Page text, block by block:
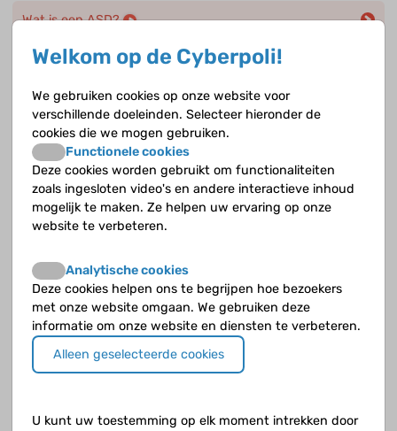
Wat is een ASD?
Wat is een atrio-ventriculairblok?
Wat is een AVSD?
Wat is een boezemtachycardie?
Wat is een cirkeltachycardie?
Wat is een coarctatio aortae?
Wat is een congenitale hartaandoening?
Wat is een cyanotische aanval?
Wat is een cyanotische hartafwijking?
Welkom op de Cyberpoli!
We gebruiken cookies op onze website voor
verschillende doeleinden. Selecteer hieronder de
cookies die we mogen gebruiken.
Functionele cookies
Deze cookies worden gebruikt om functionaliteiten
zoals ingesloten video's en andere interactieve inhoud
mogelijk te maken. Ze helpen uw ervaring op onze
website te verbeteren.
Analytische cookies
Deze cookies helpen ons te begrijpen hoe bezoekers
met onze website omgaan. We gebruiken deze
informatie om onze website en diensten te verbeteren.
Alleen geselecteerde cookies
U kunt uw toestemming op elk moment intrekken door